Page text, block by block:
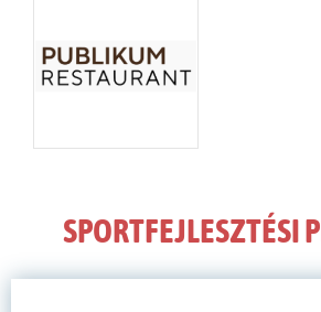
SPORTFEJLESZTÉSI